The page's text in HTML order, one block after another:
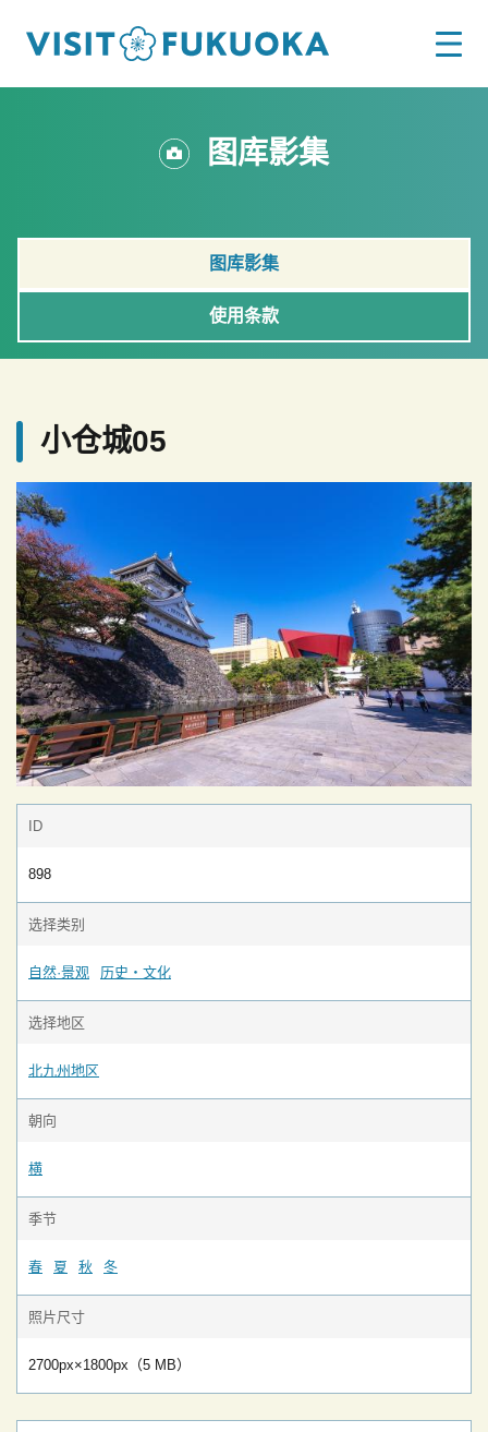
图库影集
图库影集
使用条款
小仓城05
ID
898
选择类别
自然·景观 历史・文化
选择地区
北九州地区
朝向
横
季节
春 夏 秋 冬
照片尺寸
2700px×1800px（5 MB）